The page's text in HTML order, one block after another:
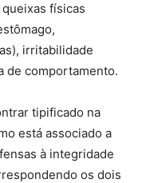
físicas
irritabilidade
de comportamento.
tipificado na
está associado a
à integridade
os dois